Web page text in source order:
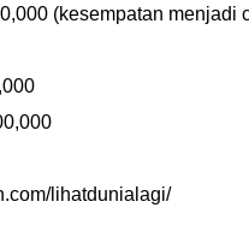
(kesempatan menjadi
lihatdunialagi/